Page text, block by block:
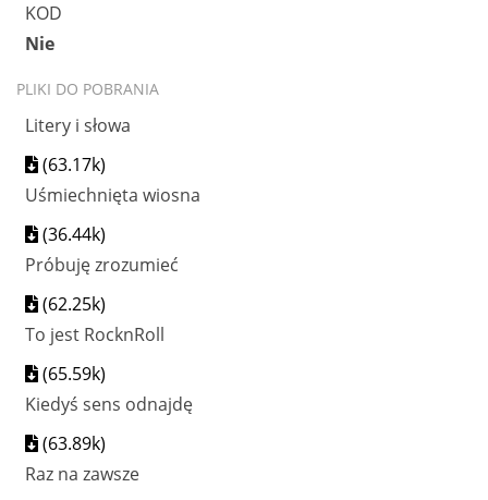
KOD
Nie
PLIKI DO POBRANIA
Litery i słowa
(63.17k)
Uśmiechnięta wiosna
(36.44k)
Próbuję zrozumieć
(62.25k)
To jest RocknRoll
(65.59k)
Kiedyś sens odnajdę
(63.89k)
Raz na zawsze